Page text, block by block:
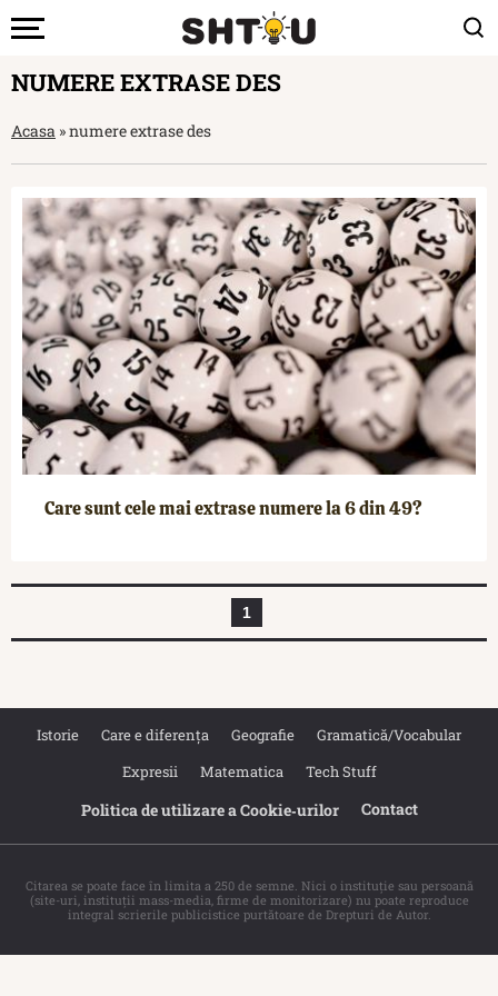
NUMERE EXTRASE DES
Acasa »numere extrase des
Care sunt cele mai extrase numere la 6 din 49?
1
Istorie Care e diferența Geografie
Gramatică/Vocabular
Expresii
Matematica Tech Stuff
Politica de utilizare a Cookie‐urilor Contact
Citarea se poate face în limita a 250 de semne. Nici o instituţie sau persoană
(site-uri, instituţii mass-media, firme de monitorizare) nu poate reproduce
integral scrierile publicistice purtătoare de Drepturi de Autor.